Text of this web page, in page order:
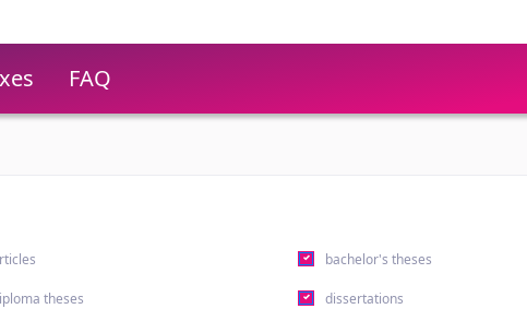
FAQ
bachelor's theses
theses dissertations